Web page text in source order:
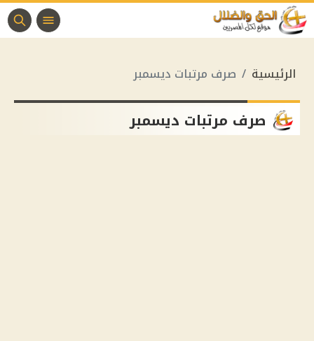
الرئيسية صرف مرتبات ديسمبر
صرف مرتبات ديسمبر